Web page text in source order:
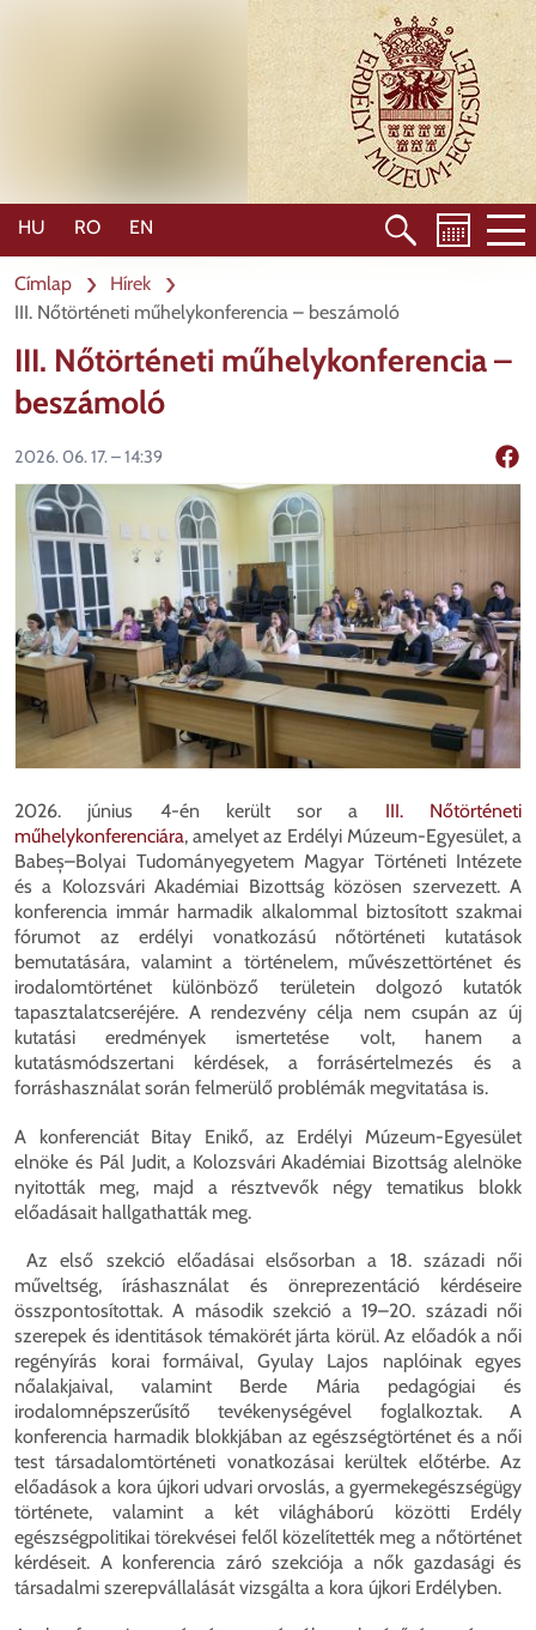
HU RO EN
Címlap
Hírek
III. Nőtörténeti műhelykonferencia – beszámoló
III. Nőtörténeti műhelykonferencia –
beszámoló
2026. 06. 17. – 14:39
2026. június 4-én került sor a III. Nőtörténeti
műhelykonferenciára, amelyet az Erdélyi Múzeum-Egyesület, a
Babeș–Bolyai Tudományegyetem Magyar Történeti Intézete
és a Kolozsvári Akadémiai Bizottság közösen szervezett. A
konferencia immár harmadik alkalommal biztosított szakmai
fórumot az erdélyi vonatkozású nőtörténeti kutatások
bemutatására, valamint a történelem, művészettörténet és
irodalomtörténet különböző területein dolgozó kutatók
tapasztalatcseréjére. A rendezvény célja nem csupán az új
kutatási eredmények ismertetése volt, hanem a
kutatásmódszertani kérdések, a forrásértelmezés és a
forráshasználat során felmerülő problémák megvitatása is.
A konferenciát Bitay Enikő, az Erdélyi Múzeum-Egyesület
elnöke és Pál Judit, a Kolozsvári Akadémiai Bizottság alelnöke
nyitották meg, majd a résztvevők négy tematikus blokk
előadásait hallgathatták meg.
Az első szekció előadásai elsősorban a 18. századi női
műveltség, íráshasználat és önreprezentáció kérdéseire
összpontosítottak. A második szekció a 19–20. századi női
szerepek és identitások témakörét járta körül. Az előadók a női
regényírás korai formáival, Gyulay Lajos naplóinak egyes
nőalakjaival, valamint Berde Mária pedagógiai és
irodalomnépszerűsítő tevékenységével foglalkoztak. A
konferencia harmadik blokkjában az egészségtörténet és a női
test társadalomtörténeti vonatkozásai kerültek előtérbe. Az
előadások a kora újkori udvari orvoslás, a gyermekegészségügy
története, valamint a két világháború közötti Erdély
egészségpolitikai törekvései felől közelítették meg a nőtörténet
kérdéseit. A konferencia záró szekciója a nők gazdasági és
társadalmi szerepvállalását vizsgálta a kora újkori Erdélyben.